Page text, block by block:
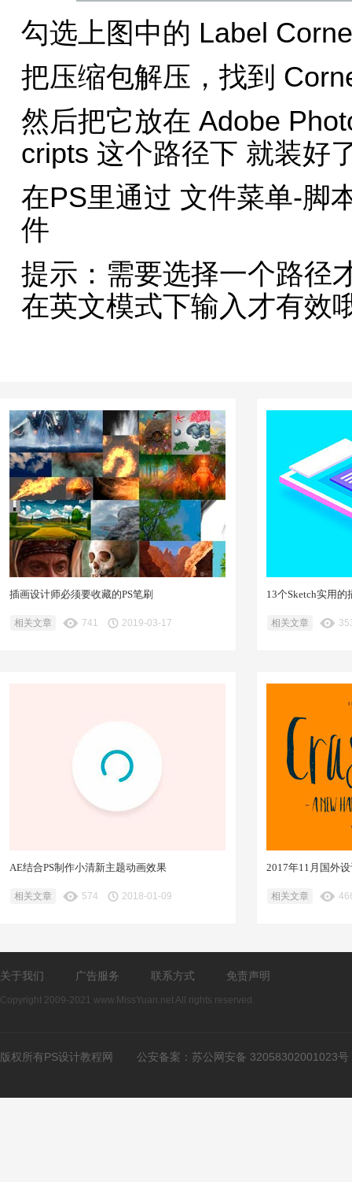
勾选上图中的 Label
把压缩包解压，找到
然后把它放在 Adobe
cripts 这个路径下 就装好
在PS里通过 文件菜单-脚
件
提示：需要选择一个路径
在英文模式下输入才有效
插画设计师必须要收藏的PS笔刷
相关文章 741 2019-03-17
13个Sketch实用
相关文章
AE结合PS制作小清新主题动画效果
相关文章 574 2018-01-09
2017年11月国外
相关文章
关于我们 广告服务 联系方式 免责声明
Copyright 2009-2021 www.MissYuan.net All rights reserved.
版权所有PS设计教程网 公安备案： 苏公网安备 32058302001023号